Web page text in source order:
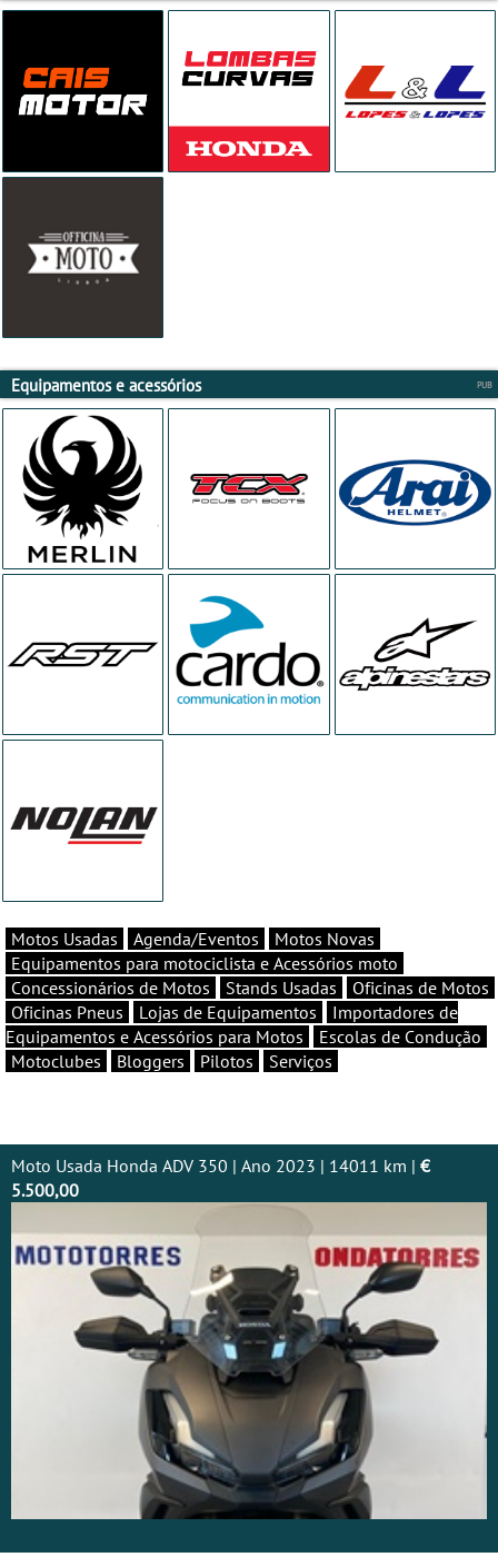
Equipamentos e acessórios
Motos Usadas Agenda/Eventos
Motos Novas
Equipamentos para motociclista e Acessórios moto
Concessionários de Motos
Stands Usadas
Oficinas de Motos
Oficinas Pneus
Lojas de Equipamentos
Importadores de
Equipamentos e Acessórios para Motos
Escolas de Condução
Motoclubes
Bloggers Pilotos Serviços
Moto Usada Honda ADV 350 | Ano 2023 | 14011 km | €
5.500,00